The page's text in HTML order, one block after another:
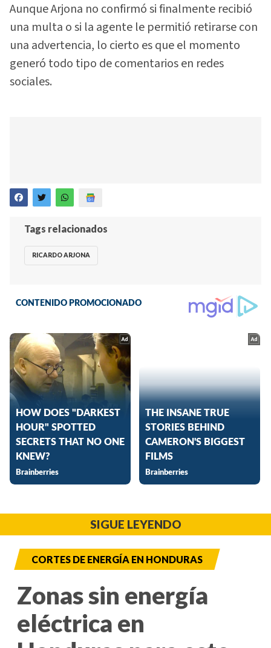
Aunque Arjona no confirmó si finalmente recibió
una multa o si la agente le permitió retirarse con
una advertencia, lo cierto es que el momento
generó todo tipo de comentarios en redes
sociales.
Tags relacionados
RICARDO ARJONA
SIGUE LEYENDO
CORTES DE ENERGÍA EN HONDURAS
Zonas sin energía
eléctrica en